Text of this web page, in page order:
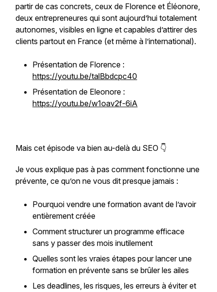
partir de cas concrets, ceux de Florence et Éléonore,
deux entrepreneures qui sont aujourd’hui totalement
autonomes, visibles en ligne et capables d’attirer des
clients partout en France (et même à l’international).
Présentation de Florence :
https://youtu.be/talBbdcpc40
Présentation de Eleonore :
https://youtu.be/w1oav2f-6iA
Mais cet épisode va bien au-delà du SEO 👇
Je vous explique pas à pas comment fonctionne une
prévente, ce qu’on ne vous dit presque jamais :
Pourquoi vendre une formation avant de l’avoir
entièrement créée
Comment structurer un programme efficace
sans y passer des mois inutilement
Quelles sont les vraies étapes pour lancer une
formation en prévente sans se brûler les ailes
Les deadlines, les risques, les erreurs à éviter et